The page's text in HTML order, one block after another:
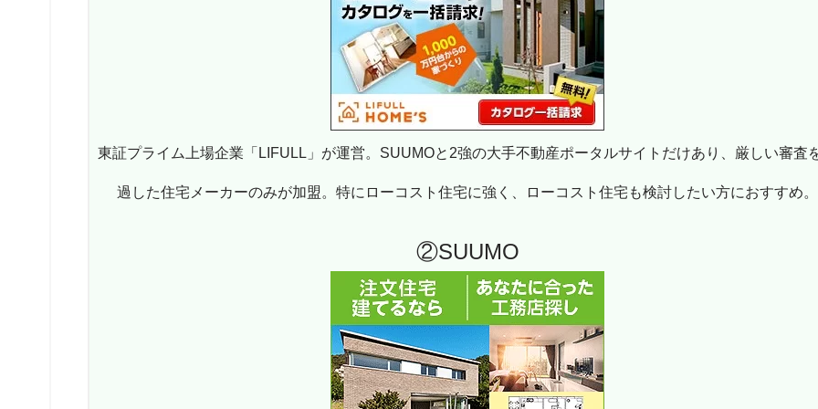
東証プライム上場企業「LIFULL」が運営。SUUMOと2強の大手不動産ポータルサイトだけあり、厳しい審査
過した住宅メーカーのみが加盟。特にローコスト住宅に強く、ローコスト住宅も検討したい方におすすめ。
②SUUMO